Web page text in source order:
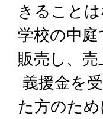
きること
学校の中
販売し、売
義援金を
た方のた